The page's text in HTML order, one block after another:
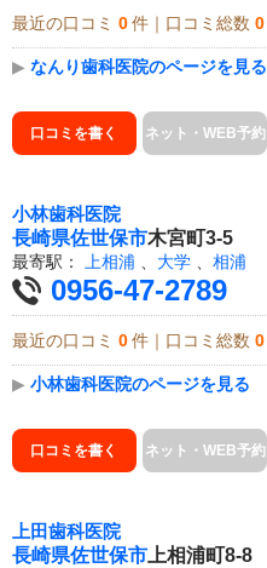
最近の口コミ 0 件｜口コミ総数 0
▶ なんり歯科医院のページを見る
口コミを書く ネット・WEB予約
小林歯科医院
長崎県佐世保市木宮町3-5
最寄駅： 上相浦 、 大学 、 相浦
0956-47-2789
最近の口コミ 0 件｜口コミ総数 0
▶ 小林歯科医院のページを見る
口コミを書く ネット・WEB予約
上田歯科医院
長崎県佐世保市 上相浦町8-8